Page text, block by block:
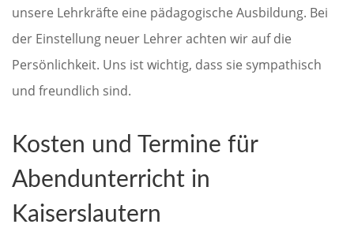
unsere Lehrkräfte eine pädagogische Ausbildung. Bei
der Einstellung neuer Lehrer achten wir auf die
Persönlichkeit. Uns ist wichtig, dass sie sympathisch
und freundlich sind.
Kosten und Termine für
Abendunterricht in
Kaiserslautern